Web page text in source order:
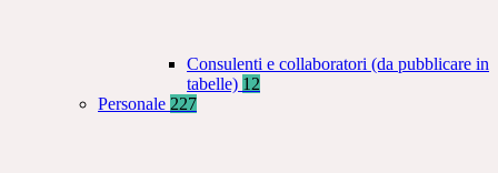
Consulenti e collaboratori (da pubblicare in
tabelle) 12
Personale 227